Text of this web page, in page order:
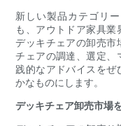
新しい製品カテゴリ
も、アウトドア家具業
デッキチェアの卸売市
チェアの調達、選定、
践的なアドバイスをぜ
かなものにします。
デッキチェア卸売市場